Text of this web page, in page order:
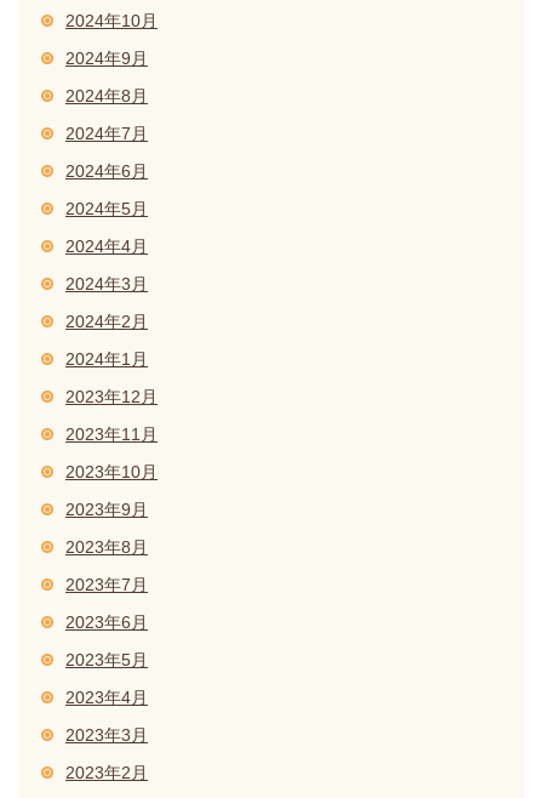
2024年10月
2024年9月
2024年8月
2024年7月
2024年6月
2024年5月
2024年4月
2024年3月
2024年2月
2024年1月
2023年12月
2023年11月
2023年10月
2023年9月
2023年8月
2023年7月
2023年6月
2023年5月
2023年4月
2023年3月
2023年2月